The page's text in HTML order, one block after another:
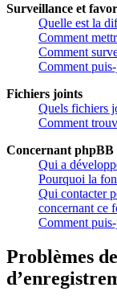
Surveillance et
Quelle est la
Comment
Comment
Comment
Fichiers joints
Quels fichiers
Comment
Concernant phpBB
Qui a
Pourquoi la
Qui contacter
concernant ce
Comment
Problèmes